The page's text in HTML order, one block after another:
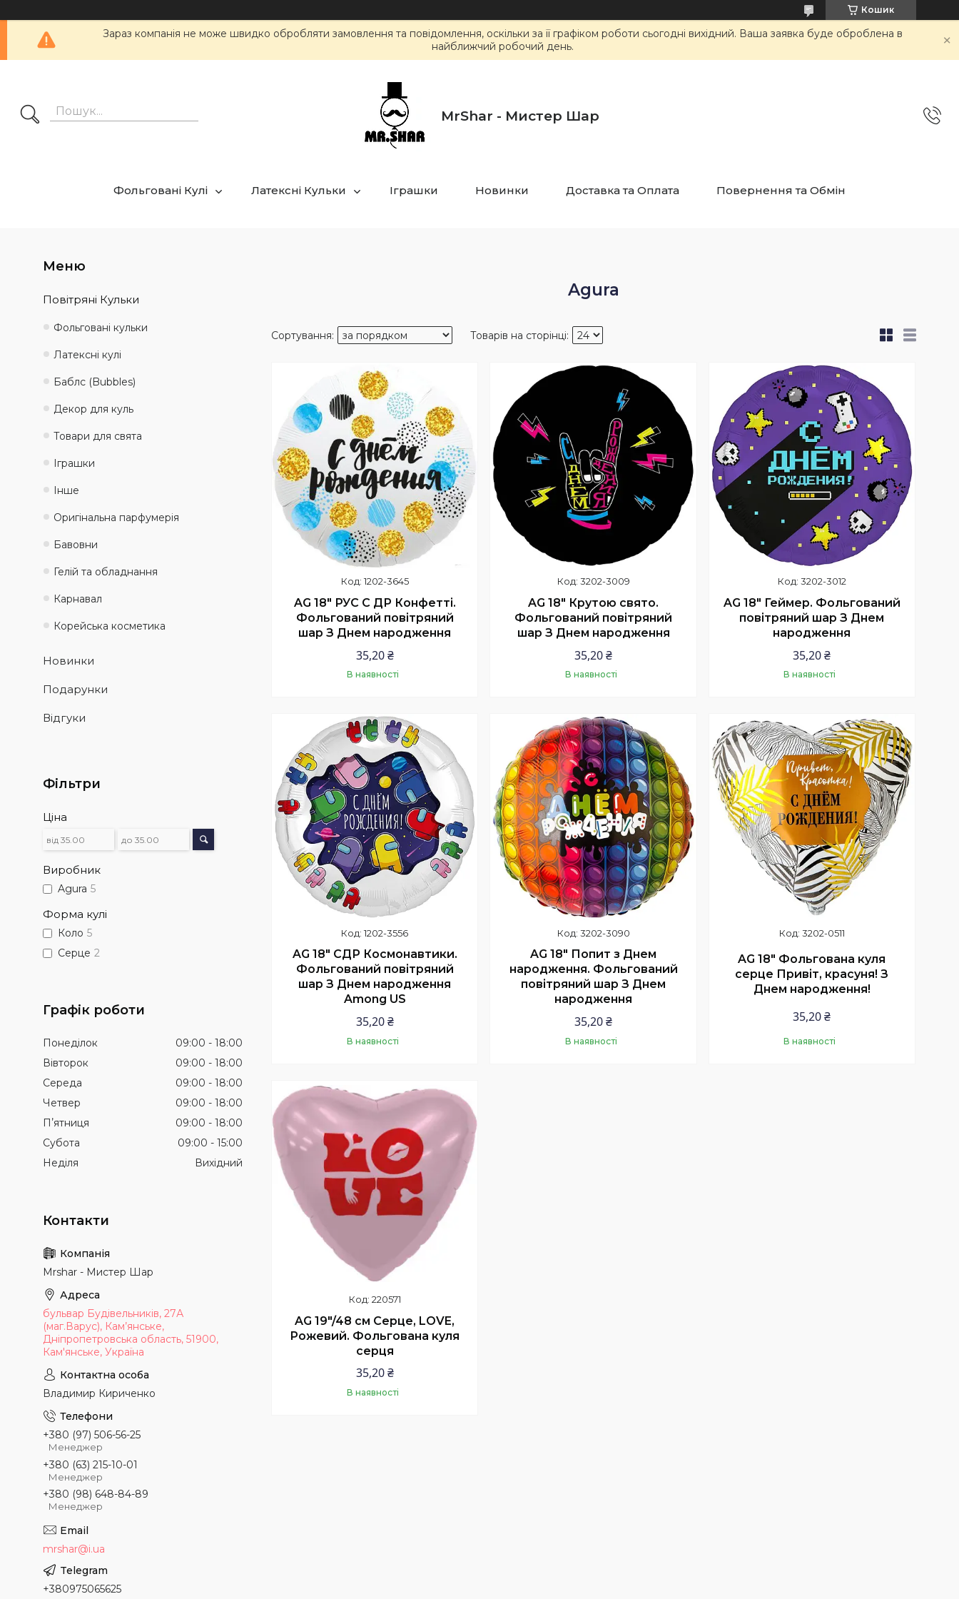
Кошик
Зараз компанія не може швидко обробляти замовлення та повідомлення, оскільки за її графіком роботи сьогодні вихідний. Ваша заявка буде оброблена в
найближчий робочий день.
MrShar - Мистер Шар
Фольговані Кулі Латексні Кульки Іграшки Новинки Доставка та Оплата Повернення та Обмін
Agura
1202-3645
AG 18" РУС С ДР Конфетті.
Фольгований повітряний
шар З Днем народження
35,20 ₴
В наявності
Купити
3202-3009
AG 18" Крутою свято.
Фольгований повітряний
шар З Днем народження
35,20 ₴
В наявності
Купити
3202-3012
AG 18" Геймер. Фольгований
повітряний шар З Днем
народження
35,20 ₴
В наявності
1202-3556
AG 18" СДР Космонавтики.
Фольгований повітряний
шар З Днем народження
Among US
35,20 ₴
В наявності
3202-3090
AG 18" Попит з Днем
народження. Фольгований
повітряний шар З Днем
народження
35,20 ₴
В наявності
3202-0511
AG 18" Фольгована куля
серце Привіт, красуня! З
Днем народження!
35,20 ₴
В наявності
220571
AG 19"/48 см Серце, LOVE,
Рожевий. Фольгована куля
серця
35,20 ₴
В наявності
Повітряні Кульки
Фольговані кульки
Латексні кулі
Баблс (Bubbles)
Декор для куль
Товари для свята
Іграшки
Інше
Оригінальна парфумерія
Бавовни
Гелій та обладнання
Карнавал
Корейська косметика
Новинки
Подарунки
Відгуки
Фільтри
Ціна
Виробник
Agura 5
Форма кулі
Коло 5
Серце 2
Графік роботи
Понеділок 09:00
18:00
Вівторок
09:00
18:00
Середа
09:00
18:00
Четвер
09:00
18:00
Пʼятниця
09:00
18:00
Субота
09:00
15:00
Неділя
Вихідний
Mrshar - Мистер Шар
бульвар Будівельників, 27А
(маг.Варус), Кам’янське,
Дніпропетровська область, 51900,
Кам'янське, Україна
Владимир Кириченко
+380 (97) 506-56-25
Менеджер
+380 (63) 215-10-01
Менеджер
+380 (98) 648-84-89
Менеджер
mrshar@i.ua
+380975065625